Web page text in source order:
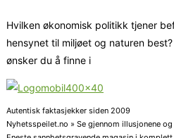
Hvilken økonomisk politikk tjener
hensynet til miljøet og naturen
ønsker du å finne i
Autentisk faktasjekker siden 2009
Nyhetsspeilet.no » Se gjennom illusjonene